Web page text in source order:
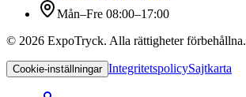
Mån–Fre 08:00–17:00
© 2026 ExpoTryck. Alla rättigheter förbehållna.
Cookie-inställningar IntegritetspolicySajtkarta